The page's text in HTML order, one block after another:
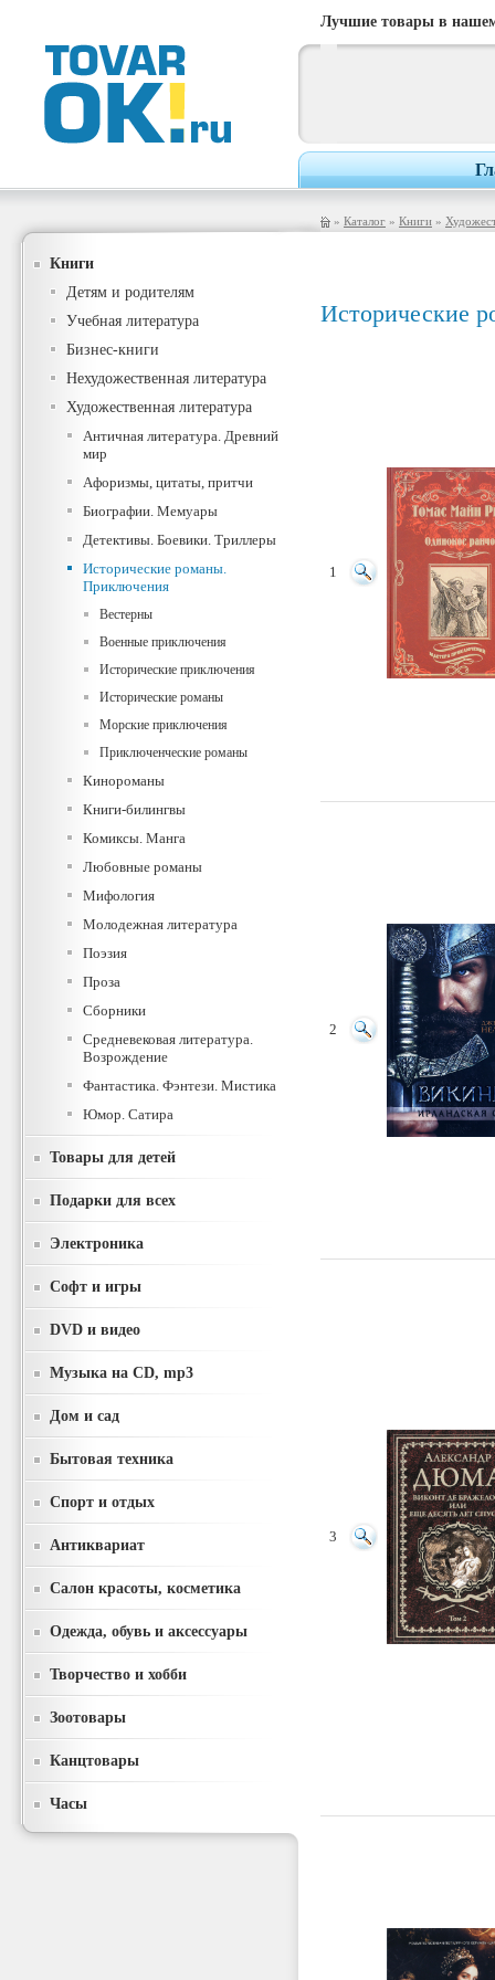
Лучшие товары в
» Каталог » Книги »
Книги
Детям и родителям
Учебная литература
Бизнес-книги
Нехудожественная литература
Художественная литература
Античная литература. Древний
мир
Афоризмы, цитаты, притчи
Биографии. Мемуары
Детективы. Боевики. Триллеры
Исторические романы.
Приключения
Вестерны
Военные приключения
Исторические приключения
Исторические романы
Морские приключения
Приключенческие романы
Кинороманы
Книги-билингвы
Комиксы. Манга
Любовные романы
Мифология
Молодежная литература
Поэзия
Проза
Сборники
Средневековая литература.
Возрождение
Фантастика. Фэнтези. Мистика
Юмор. Сатира
Товары для детей
Подарки для всех
Электроника
Софт и игры
DVD и видео
Музыка на CD, mp3
Дом и сад
Бытовая техника
Спорт и отдых
Антиквариат
Салон красоты, косметика
Одежда, обувь и аксессуары
Творчество и хобби
Зоотовары
Канцтовары
Часы
Исторические
1
2
3